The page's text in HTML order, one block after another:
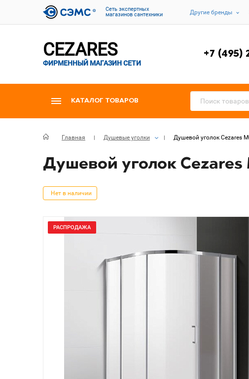
Cеть экспертных
магазинов сантехники
Другие бренды
CEZARES
ФИРМЕННЫЙ МАГАЗИН СЕТИ
+7 (495)
КАТАЛОГ ТОВАРОВ
Главная Душевые уголки Душевой уголок Cezares
Душевой уголок Cezares
Нет в наличии
РАСПРОДАЖА